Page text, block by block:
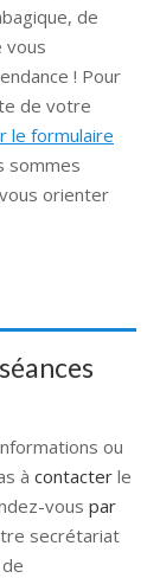
de
vous
! Pour
de votre
le formulaire
sommes
orienter
ou
à contacter le
vous par
secrétariat